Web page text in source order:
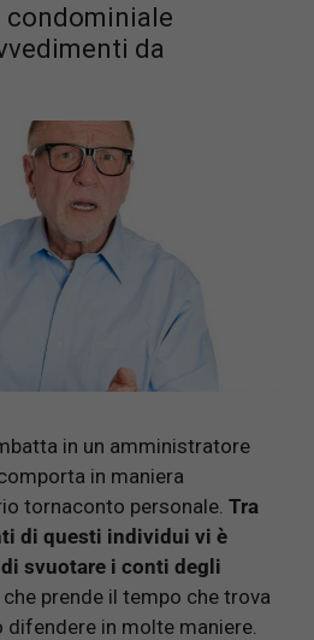
da
in un amministratore
in maniera
tornaconto personale. Tra
di questi individui vi è
svuotare i conti degli
che prende il tempo che trova
difendere in molte maniere.